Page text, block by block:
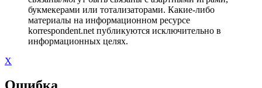
букмекерами или тотализаторами. Какие-либо
материалы на информационном ресурсе
korrespondent.net публикуются исключительно в
информационных целях.
X